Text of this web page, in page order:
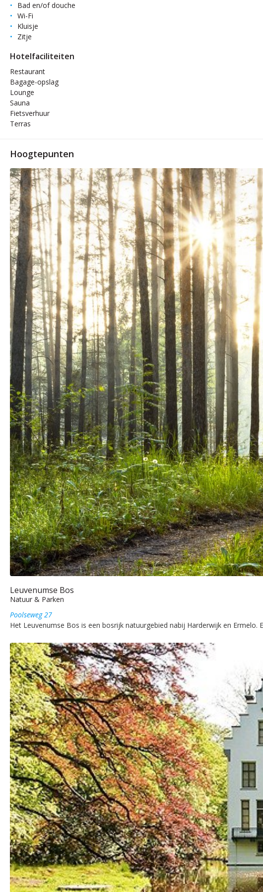
Bad en/of douche
Wi-Fi
Kluisje
Zitje
Hotelfaciliteiten
Restaurant
Bagage-opslag
Lounge
Sauna
Fietsverhuur
Terras
Hoogtepunten
Leuvenumse Bos
Natuur & Parken
Poolseweg 27
Het Leuvenumse Bos is een bosrijk natuurgebied nabij Harderwijk en Ermelo.